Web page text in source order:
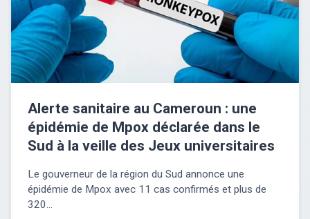
Alerte sanitaire au Cameroun : une
épidémie de Mpox déclarée dans le
Sud à la veille des Jeux universitaires
Le gouverneur de la région du Sud annonce une
épidémie de Mpox avec 11 cas confirmés et plus de
320...